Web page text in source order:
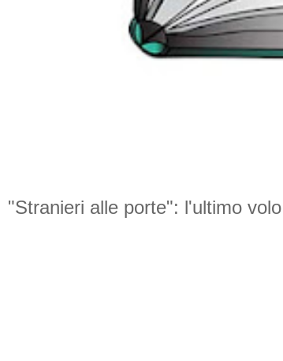
"Stranieri alle porte": l'ultimo